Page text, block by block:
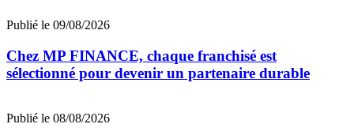
Publié le 09/08/2026
Chez MP FINANCE, chaque franchisé est
sélectionné pour devenir un partenaire durable
Publié le 08/08/2026